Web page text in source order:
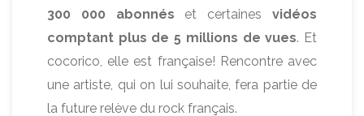
300 000 abonnés et certainesvidéos
comptant plus de 5 millions de vues. Et
cocorico, elle est française! Rencontre avec
une artiste, qui on lui souhaite, fera partie de
la future relève du rock français.